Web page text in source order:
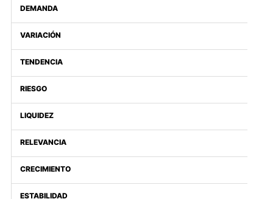
DEMANDA
VARIACIÓN
TENDENCIA
RIESGO
LIQUIDEZ
RELEVANCIA
CRECIMIENTO
ESTABILIDAD